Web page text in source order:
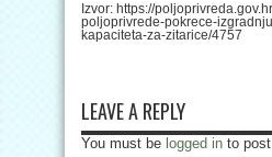
Izvor: https://
poljoprivrede-pokrece-
kapaciteta-za-zitarice/4757
LEAVE A REPLY
You must be logged in to